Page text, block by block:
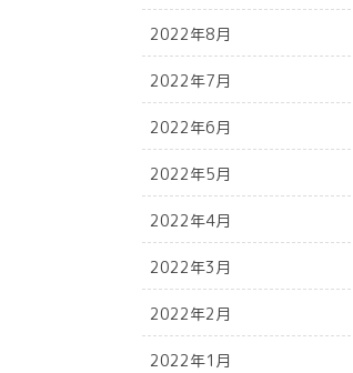
2022年8月
2022年7月
2022年6月
2022年5月
2022年4月
2022年3月
2022年2月
2022年1月